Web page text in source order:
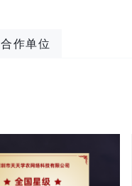
合作单位